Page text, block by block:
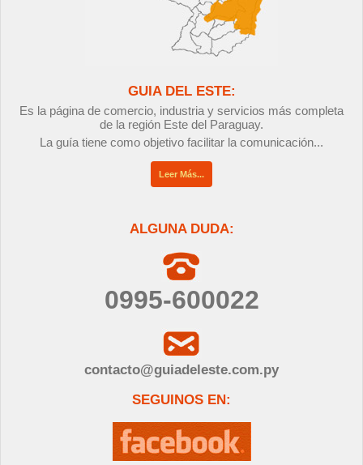
GUIA DEL ESTE:
Es la página de comercio, industria y servicios más completa
de la región Este del Paraguay.
La guía tiene como objetivo facilitar la comunicación...
Leer Más...
ALGUNA DUDA:
0995-600022
contacto@guiadeleste.com.py
SEGUINOS EN: